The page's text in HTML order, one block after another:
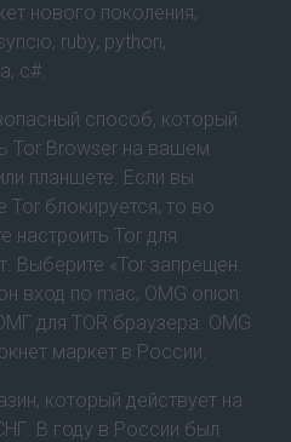
нового поколения,
ruby, python,
c#.
способ, который
Tor Browser на вашем
планшете. Если вы
Tor блокируется, то во
настроить Tor для
Выберите «Tor запрещен.
вход по mac, OMG onion
для TOR браузера. OMG
маркет в России.
который действует на
В году в России был